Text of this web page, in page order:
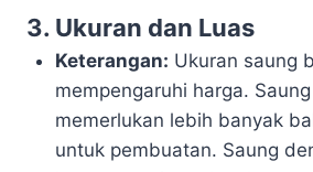
3. Ukuran dan Luas
Keterangan: Ukuran saung
mempengaruhi harga.
memerlukan lebih banyak
untuk pembuatan. Saung